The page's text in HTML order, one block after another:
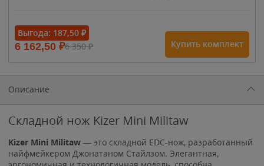
1 615₽
1 900₽1 900₽
Выгода: 187,50 ₽
6 162,50 ₽6 350₽ Купить комплект
Описание
Складной нож Kizer Mini Militaw
Kizer Mini Militaw — это складной EDC-нож, разработанный
найфмейкером Джонатаном Стайлзом. Элегантная,